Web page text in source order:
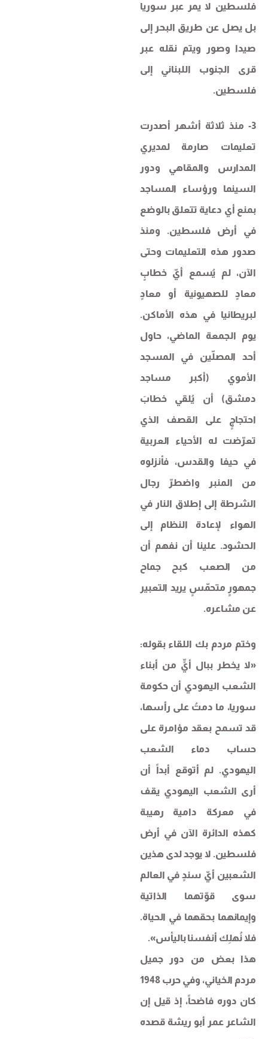
فلسطين لا يمر عبر سوريا
بل يصل عن طريق البحر إلى
صيدا وصور ويتم نقله عبر
قرى الجنوب اللبناني إلى
فلسطين.
3- منذ ثلاثة أشهر أصدرت
تعليمات صارمة لمديري
المدارس والمقاهي ودور
السينما ورؤساء المساجد
بمنع أي دعاية تتعلق بالوضع
في أرض فلسطين. ومنذ
صدور هذه التعليمات وحتى
الآن، لم يُسمع أيّ خطابٍ
معادٍ للصهيونية أو معادٍ
لبريطانيا في هذه الأماكن.
يوم الجمعة الماضي، حاول
أحد المصلّين في المسجد
الأموي (أكبر مساجد
دمشق) أن يُلقي خطابَ
احتجاجٍ على القصف الذي
تعرّضت له الأحياء العربية
في حيفا والقدس، فأنزلوه
من المنبر واضطرّ رجال
الشرطة إلى إطلاق النار في
الهواء لإعادة النظام إلى
الحشود. علينا أن نفهم أن
من الصعب كبح جماح
جمهورٍ متحمّسٍ يريد التعبير
عن مشاعره.
وختم مردم بك اللقاء بقوله:
«لا يخطر ببال أيٍّ من أبناء
الشعب اليهودي أن حكومة
سوريا، ما دمتُ على رأسها،
قد تسمح بعقد مؤامرة على
حساب دماء الشعب
اليهودي. لم أتوقع أبداً أن
أرى الشعب اليهودي يقف
في معركة دامية رهيبة
كهذه الدائرة الآن في أرض
فلسطين. لا يوجد لدى هذين
الشعبين أيّ سندٍ في العالم
سوى قوّتهما الذاتية
وإيمانهما بحقهما في الحياة.
فلا نُهلِك أنفسنا باليأس».
هذا بعض من دور جميل
مردم الخياني، وفي حرب 1948
كان دوره فاضحاً، إذ قيل إن
الشاعر عمر أبو ريشة قصده